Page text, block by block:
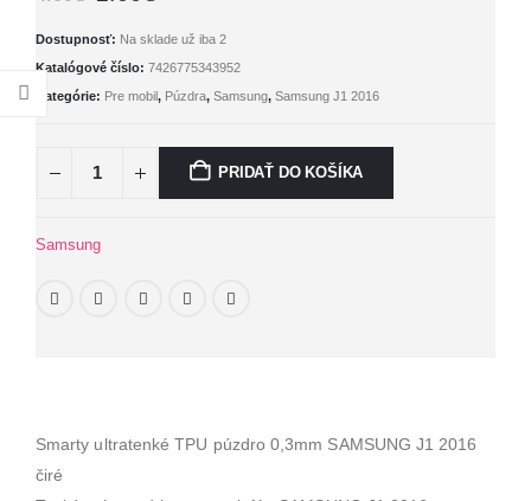
was:
4.00€.
is:
2.00€.
Dostupnosť: Na sklade už iba 2
Katalógové číslo: 7426775343952
Kategórie: Pre mobil, Púzdra, Samsung, Samsung J1 2016
PRIDAŤ DO KOŠÍKA
Samsung
Smarty ultratenké TPU púzdro 0,3mm SAMSUNG J1 2016
čiré